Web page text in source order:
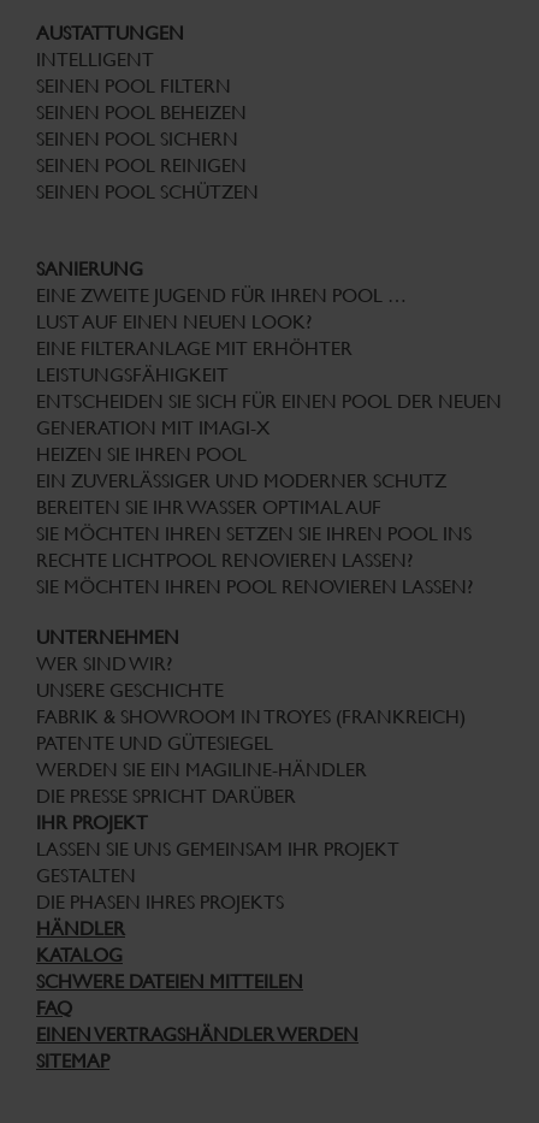
AUSTATTUNGEN
INTELLIGENT
SEINEN POOL FILTERN
SEINEN POOL BEHEIZEN
SEINEN POOL SICHERN
SEINEN POOL REINIGEN
SEINEN POOL SCHÜTZEN
SANIERUNG
EINE ZWEITE JUGEND FÜR IHREN POOL …
LUST AUF EINEN NEUEN LOOK?
EINE FILTERANLAGE MIT ERHÖHTER
LEISTUNGSFÄHIGKEIT
ENTSCHEIDEN SIE SICH FÜR EINEN POOL DER NEUEN
GENERATION MIT IMAGI-X
HEIZEN SIE IHREN POOL
EIN ZUVERLÄSSIGER UND MODERNER SCHUTZ
BEREITEN SIE IHR WASSER OPTIMAL AUF
SIE MÖCHTEN IHREN SETZEN SIE IHREN POOL INS
RECHTE LICHTPOOL RENOVIEREN LASSEN?
SIE MÖCHTEN IHREN POOL RENOVIEREN LASSEN?
UNTERNEHMEN
WER SIND WIR?
UNSERE GESCHICHTE
FABRIK & SHOWROOM IN TROYES (FRANKREICH)
PATENTE UND GÜTESIEGEL
WERDEN SIE EIN MAGILINE-HÄNDLER
DIE PRESSE SPRICHT DARÜBER
IHR PROJEKT
LASSEN SIE UNS GEMEINSAM IHR PROJEKT
GESTALTEN
DIE PHASEN IHRES PROJEKTS
HÄNDLER
KATALOG
SCHWERE DATEIEN MITTEILEN
FAQ
EINEN VERTRAGSHÄNDLER WERDEN
SITEMAP